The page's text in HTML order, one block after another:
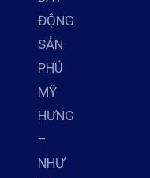
ĐỘNG
SẢN
PHÚ
MỸ
HƯNG
–
NHƯ